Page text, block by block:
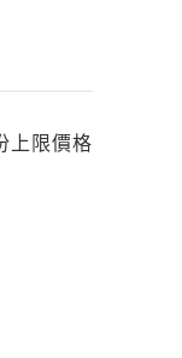
上限價格